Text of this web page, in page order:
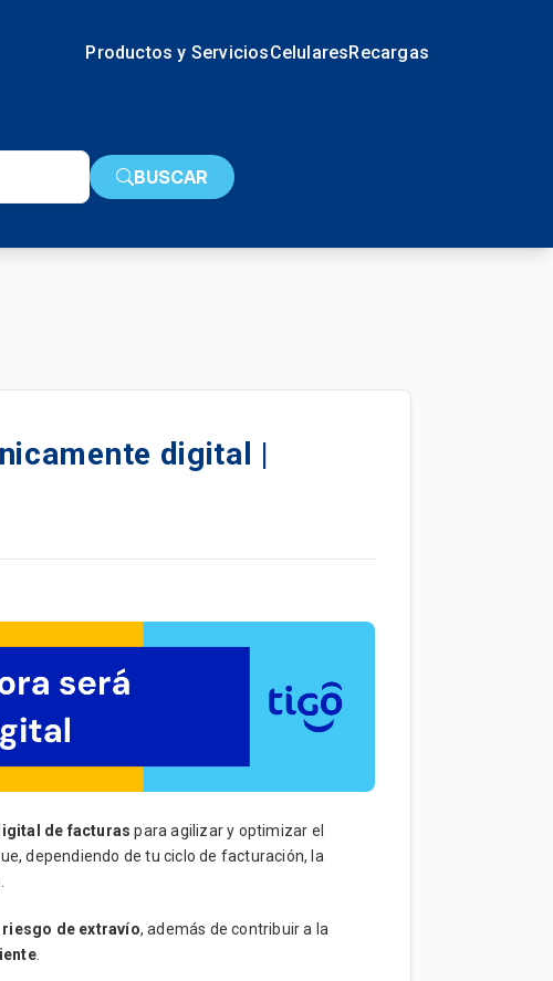
Productos y ServiciosCelularesRecargas
BUSCAR
digital |
de facturas para agilizar y optimizar el
dependiendo de tu ciclo de facturación, la
de extravío, además de contribuir a la
.